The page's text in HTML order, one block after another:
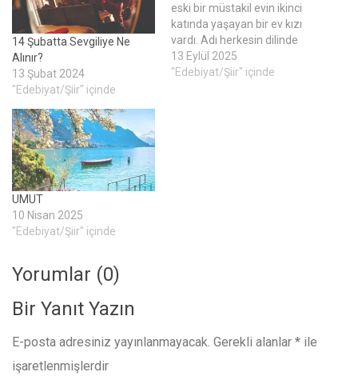
14 Şubatta Sevgiliye Ne
Alınır?
13 Şubat 2024
"Edebiyat/Şiir" içinde
eski bir müstakil evin ikinci
katında yaşayan bir ev kızı
vardı. Adı herkesin dilinde
“Feride ablaydı." Kendisi evin
dışına hiç çıkmaz,
13 Eylül 2025
"Edebiyat/Şiir" içinde
UMUT
10 Nisan 2025
"Edebiyat/Şiir" içinde
Yorumlar (0)
Bir Yanıt Yazın
E-posta adresiniz yayınlanmayacak. Gerekli alanlar * ile
işaretlenmişlerdir